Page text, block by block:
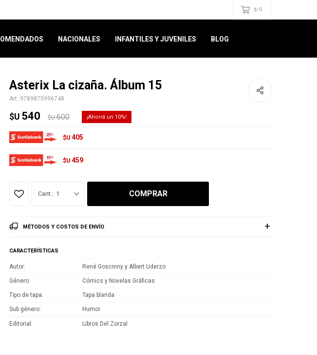
NACIONALES INFANTILES Y JUVENILES BLOG
$U 0
Asterix La cizaña. Álbum 15
9789875996748
$U 540 $U 600 10
$U 405
$U 459
1 COMPRAR
MÉTODOS Y COSTOS DE ENVÍO
CARACTERÍSTICAS
Autor René Goscinny y Albert Uderzo
Género Cómics y Novelas Gráficas
Tipo de tapa Tapa blanda
Sub género Humor
Editorial Libros Del Zorzal